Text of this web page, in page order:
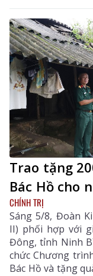
Trao tặng
Bác Hồ cho
CHÍNH TRỊ
Sáng 5/8, Đoàn
II) phối hợp với
Đông, tỉnh Ninh
chức Chương
Bác Hồ và tặng